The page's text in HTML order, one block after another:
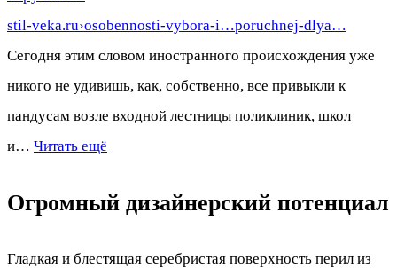
stil-veka.ru›osobennosti-vybora-i…poruchnej-dlya…
Сегодня этим словом иностранного происхождения уже
никого не удивишь, как, собственно, все привыкли к
пандусам возле входной лестницы поликлиник, школ
и… Читать ещё
Огромный дизайнерский потенциал
Гладкая и блестящая серебристая поверхность перил из